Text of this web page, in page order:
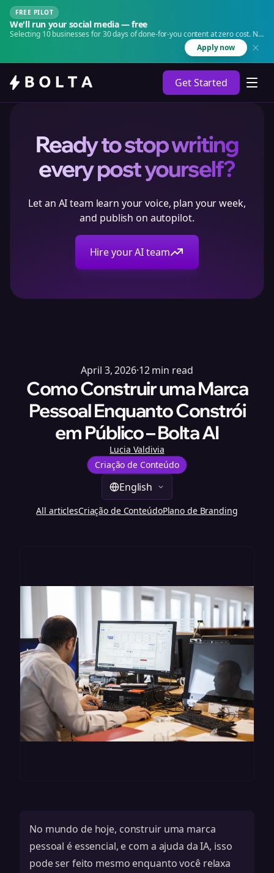
FREE PILOT
We'll run your social media — free
Selecting 10 businesses for 30 days of done-for-you content at zero cost. No
Apply now
Get Started
Ready to stop writing
every post yourself?
Let an AI team learn your voice, plan your week,
and publish on autopilot.
Hire your AI team
April 3, 2026·12 min read
Como Construir uma Marca
Pessoal Enquanto Constrói
em Público – Bolta AI
Lucia Valdivia
Criação de Conteúdo
English
All articlesCriação de ConteúdoPlano de Branding
No mundo de hoje, construir uma marca
pessoal é essencial, e com a ajuda da IA, isso
pode ser feito mesmo enquanto você relaxa